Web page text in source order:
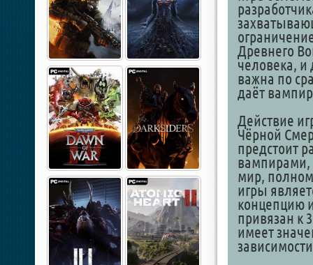
Древнего
человека, и
важна по
даёт
Действие
Чёрной
предстоит
вампирами,
мир,
игры
концепцию
привязан к
имеет